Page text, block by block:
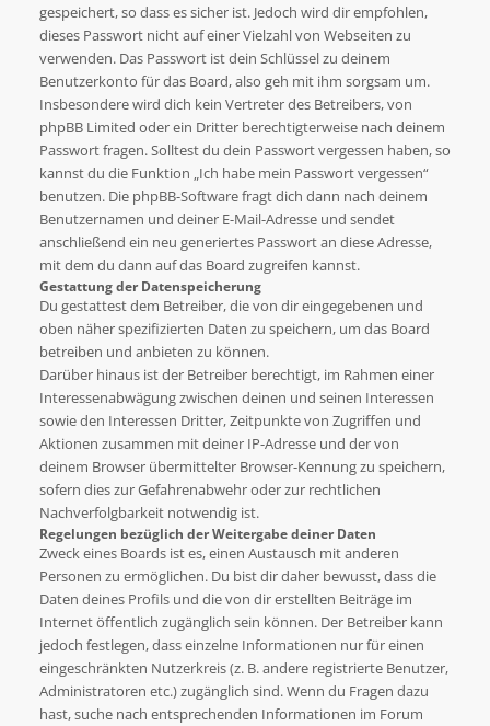
gespeichert, so dass es sicher ist. Jedoch wird dir empfohlen,
dieses Passwort nicht auf einer Vielzahl von Webseiten zu
verwenden. Das Passwort ist dein Schlüssel zu deinem
Benutzerkonto für das Board, also geh mit ihm sorgsam um.
Insbesondere wird dich kein Vertreter des Betreibers, von
phpBB Limited oder ein Dritter berechtigterweise nach deinem
Passwort fragen. Solltest du dein Passwort vergessen haben, so
kannst du die Funktion „Ich habe mein Passwort vergessen“
benutzen. Die phpBB-Software fragt dich dann nach deinem
Benutzernamen und deiner E-Mail-Adresse und sendet
anschließend ein neu generiertes Passwort an diese Adresse,
mit dem du dann auf das Board zugreifen kannst.
Gestattung der Datenspeicherung
Du gestattest dem Betreiber, die von dir eingegebenen und
oben näher spezifizierten Daten zu speichern, um das Board
betreiben und anbieten zu können.
Darüber hinaus ist der Betreiber berechtigt, im Rahmen einer
Interessenabwägung zwischen deinen und seinen Interessen
sowie den Interessen Dritter, Zeitpunkte von Zugriffen und
Aktionen zusammen mit deiner IP-Adresse und der von
deinem Browser übermittelter Browser-Kennung zu speichern,
sofern dies zur Gefahrenabwehr oder zur rechtlichen
Nachverfolgbarkeit notwendig ist.
Regelungen bezüglich der Weitergabe deiner Daten
Zweck eines Boards ist es, einen Austausch mit anderen
Personen zu ermöglichen. Du bist dir daher bewusst, dass die
Daten deines Profils und die von dir erstellten Beiträge im
Internet öffentlich zugänglich sein können. Der Betreiber kann
jedoch festlegen, dass einzelne Informationen nur für einen
eingeschränkten Nutzerkreis (z. B. andere registrierte Benutzer,
Administratoren etc.) zugänglich sind. Wenn du Fragen dazu
hast, suche nach entsprechenden Informationen im Forum